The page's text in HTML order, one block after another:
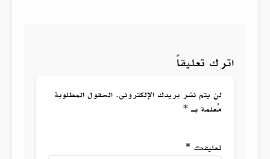
اترك تعليقاً
لن يتم نشر بريدك الإلكتروني. الحقول المطلوبة
مُعلمة بـ *
تعليقك *